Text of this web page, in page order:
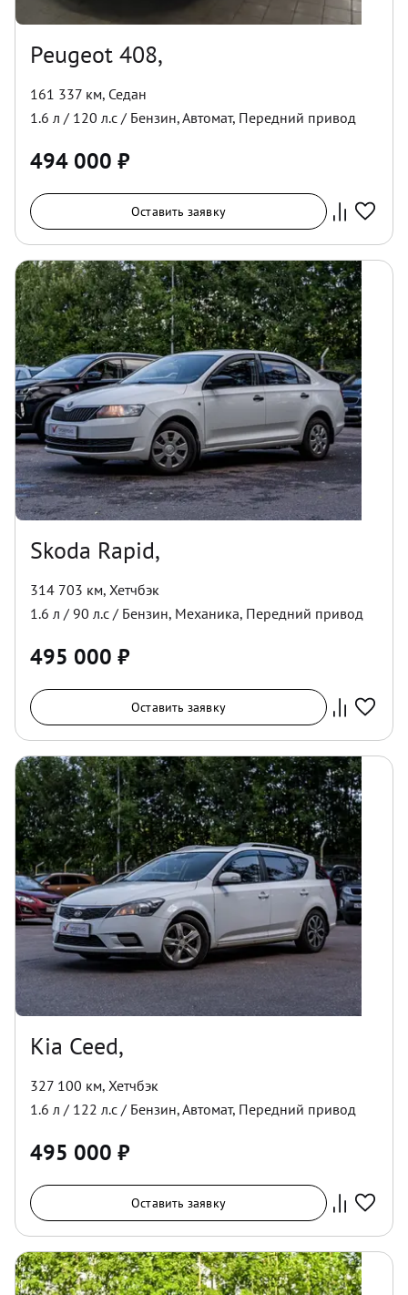
Peugeot 408,
161 337 км, Седан
1.6 л / 120 л.с / Бензин,Автомат, Передний привод
494 000 ₽
Оставить заявку
Skoda Rapid,
314 703 км, Хетчбэк
1.6 л / 90 л.с / Бензин, Механика, Передний привод
495 000 ₽
Оставить заявку
Kia Ceed,
327 100 км, Хетчбэк
1.6 л / 122 л.с / Бензин,Автомат, Передний привод
495 000 ₽
Оставить заявку